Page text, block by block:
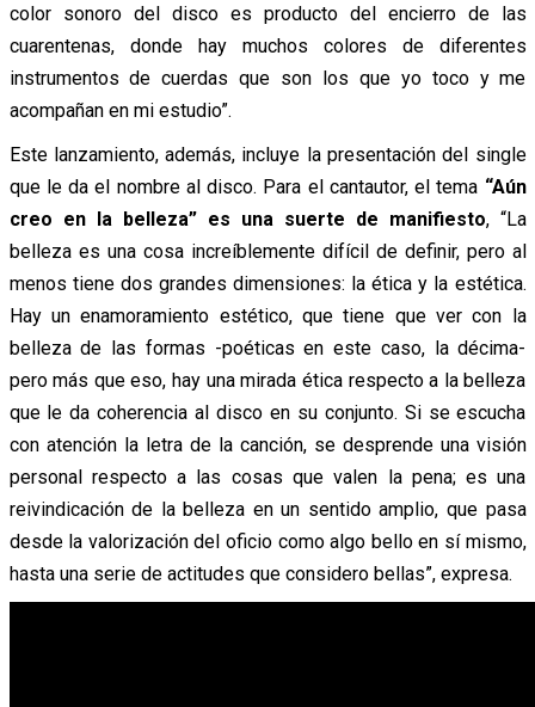
color sonoro del disco es producto del encierro de las
cuarentenas, donde hay muchos colores de diferentes
instrumentos de cuerdas que son los que yo toco y me
acompañan en mi estudio”.
Este lanzamiento, además, incluye la presentación del single
que le da el nombre al disco. Para el cantautor, el tema “Aún
creo en la belleza” es una suerte de manifiesto, “La
belleza es una cosa increíblemente difícil de definir, pero al
menos tiene dos grandes dimensiones: la ética y la estética.
Hay un enamoramiento estético, que tiene que ver con la
belleza de las formas -poéticas en este caso, la décima-
pero más que eso, hay una mirada ética respecto a la belleza
que le da coherencia al disco en su conjunto. Si se escucha
con atención la letra de la canción, se desprende una visión
personal respecto a las cosas que valen la pena; es una
reivindicación de la belleza en un sentido amplio, que pasa
desde la valorización del oficio como algo bello en sí mismo,
hasta una serie de actitudes que considero bellas”, expresa.